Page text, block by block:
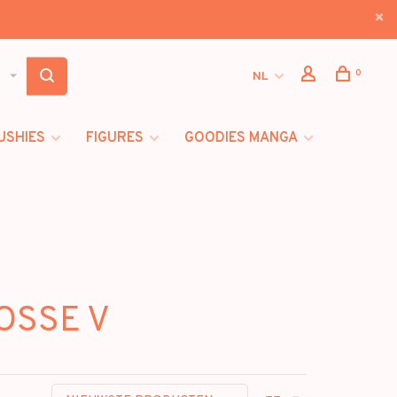
NL 0
FIGURES
GOODIES MANGA
V